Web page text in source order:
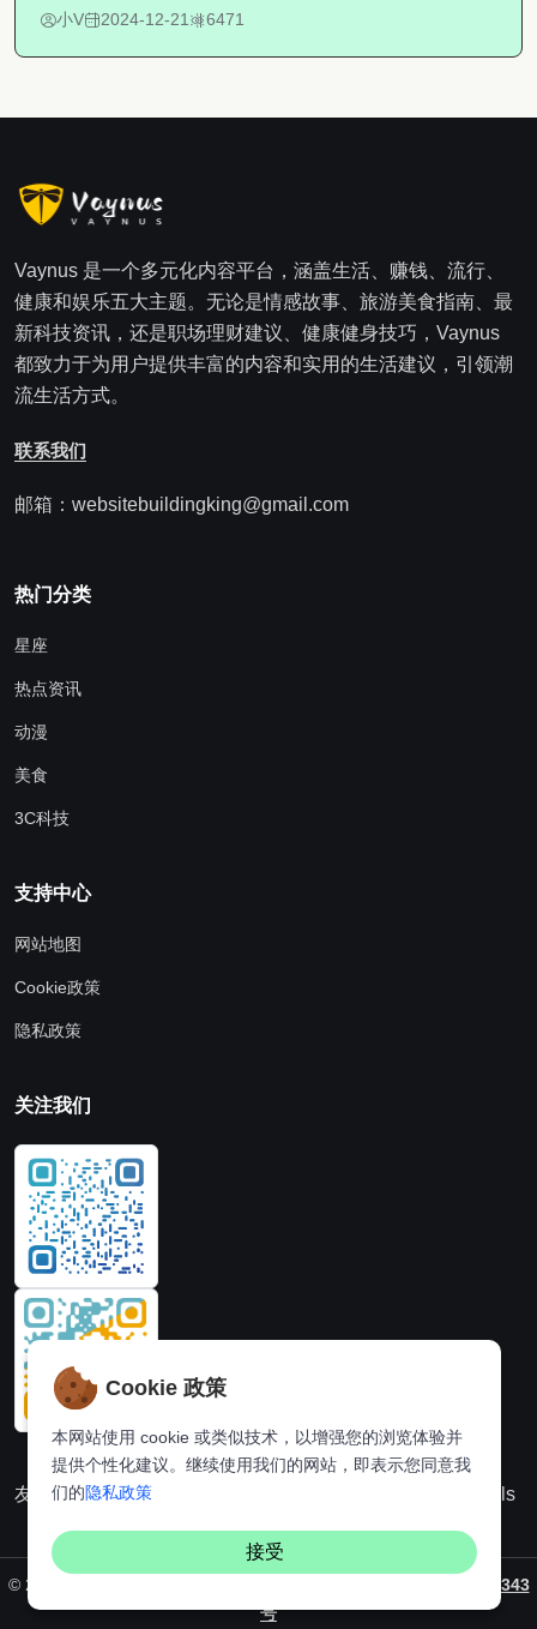
小V 2024-12-21 6471
Vaynus 是一个多元化内容平台，涵盖生活、赚钱、流行、
健康和娱乐五大主题。无论是情感故事、旅游美食指南、最
新科技资讯，还是职场理财建议、健康健身技巧，Vaynus
都致力于为用户提供丰富的内容和实用的生活建议，引领潮
流生活方式。
联系我们
邮箱：websitebuildingking@gmail.com
热门分类
星座
热点资讯
动漫
美食
3C科技
支持中心
网站地图
Cookie政策
隐私政策
关注我们
友情链接：动漫派 Hi,online tools
© 2026. All rights reserved by
粤ICP备2024231343
号
Cookie 政策
本网站使用 cookie 或类似技术，以增强您的浏览体验并
提供个性化建议。继续使用我们的网站，即表示您同意我
们的隐私政策
接受